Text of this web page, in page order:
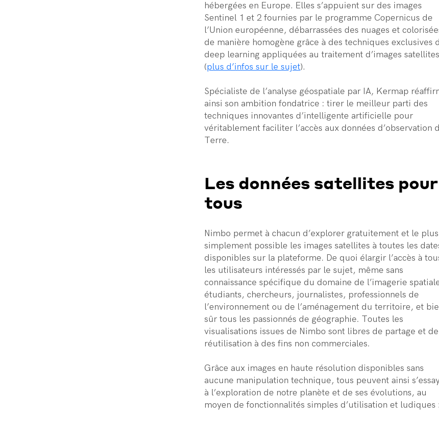
hébergées en Europe. Elles s’appuient sur des images
Sentinel 1 et 2 fournies par le programme Copernicus de
l’Union européenne, débarrassées des nuages et
de manière homogène grâce à des techniques exclusives
deep learning appliquées au traitement d’images satellites
(plus d’infos sur le sujet).
Spécialiste de l’analyse géospatiale par IA, Kermap
ainsi son ambition fondatrice : tirer le meilleur parti des
techniques innovantes d’intelligente artificielle pour
véritablement faciliter l’accès aux données d’observation
Terre.
Les données satellites pour
tous
Nimbo permet à chacun d’explorer gratuitement et le plus
simplement possible les images satellites à toutes les
disponibles sur la plateforme. De quoi élargir l’accès à
les utilisateurs intéressés par le sujet, même sans
connaissance spécifique du domaine de l’imagerie
étudiants, chercheurs, journalistes, professionnels de
l’environnement ou de l’aménagement du territoire, et
sûr tous les passionnés de géographie. Toutes les
visualisations issues de Nimbo sont libres de partage et de
réutilisation à des fins non commerciales.
Grâce aux images en haute résolution disponibles sans
aucune manipulation technique, tous peuvent ainsi
à l’exploration de notre planète et de ses évolutions, au
moyen de fonctionnalités simples d’utilisation et ludiques :